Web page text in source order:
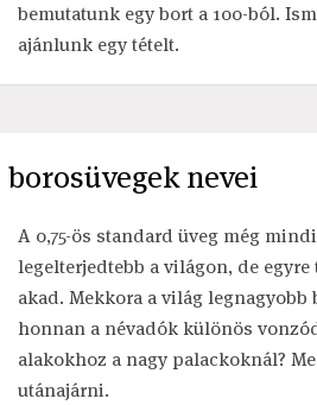
bemutatunk egy bort a 100-ból.
ajánlunk egy tételt.
nevei
A 0,75-ös standard üveg még
legelterjedtebb a világon, de
akad. Mekkora a világ legnagyobb
honnan a névadók különös
alakokhoz a nagy palackoknál?
utánajárni.